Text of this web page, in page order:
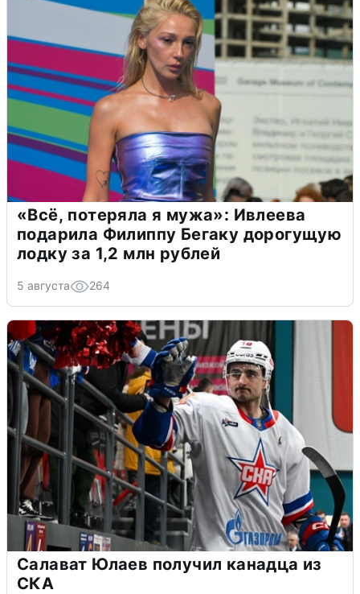
«Всё, потеряла я мужа»: Ивлеева
подарила Филиппу Бегаку дорогущую
лодку за 1,2 млн рублей
5 августа 264
Салават Юлаев получил канадца из
СКА